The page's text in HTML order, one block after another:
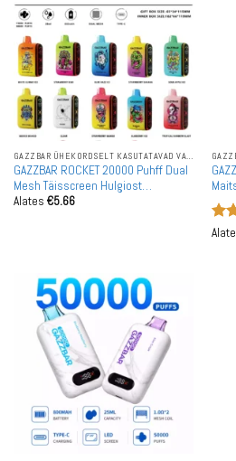
GAZZBAR ÜHEKORDSELT KASUTATAVAD VAPID
GAZZBAR ROCKET 20000 Puhff Dual
Mesh Täisscreen Hulgiost
Rechargeable Ühekordselt
Alates €5.66
Maitseb Hulgiosta